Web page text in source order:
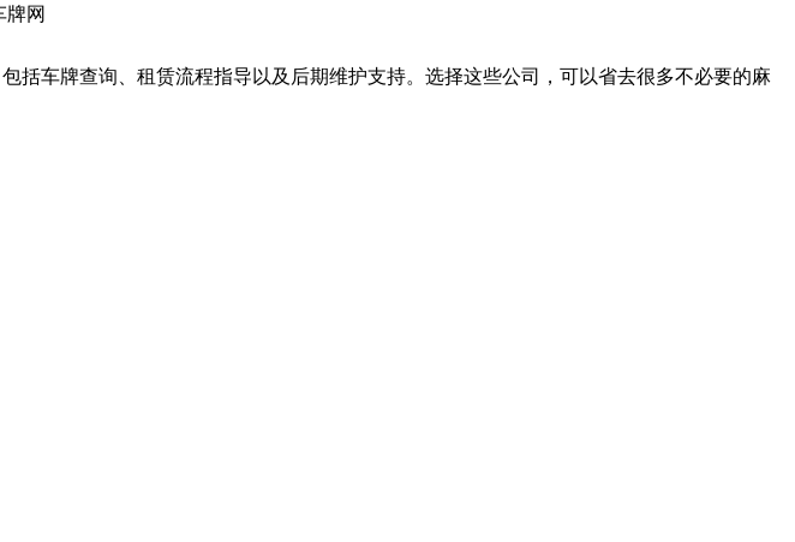
括车牌查询、租赁流程指导以及后期维护支持。选择这些公司，可以省去很多不必要的麻